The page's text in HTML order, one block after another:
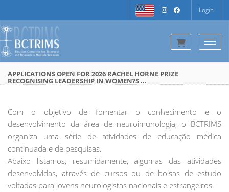
Login
APPLICATIONS OPEN FOR 2026 RACHEL HORNE PRIZE
RECOGNISING LEADERSHIP IN WOMEN?S ...
Com o objetivo de fomentar o conhecimento e o
desenvolvimento da área de neuroimunologia, o BCTRIMS
organiza uma série de atividades de educação médica
continuada e de pesquisas.
Abaixo listamos, resumidamente, algumas das atividades
desenvolvidas, através de cursos ou de bolsas de estudo
voltadas para jovens neurologistas nacionais e estrangeiros.